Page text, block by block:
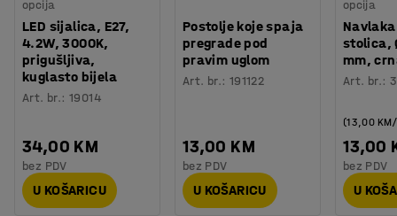
opcija
LED sijalica, E27,
4.2W, 3000K,
prigušljiva,
kuglasto bijela
Art. br.:19014
34,00 KM
bez PDV
U KOŠARICU
Postolje koje spaja
pregrade pod
pravim uglom
Art. br.: 191122
13,00 KM
bez PDV
U KOŠARICU
opcija
stolica,
mm,
Art. br.:
13,00
(13,00
bez PDV
U